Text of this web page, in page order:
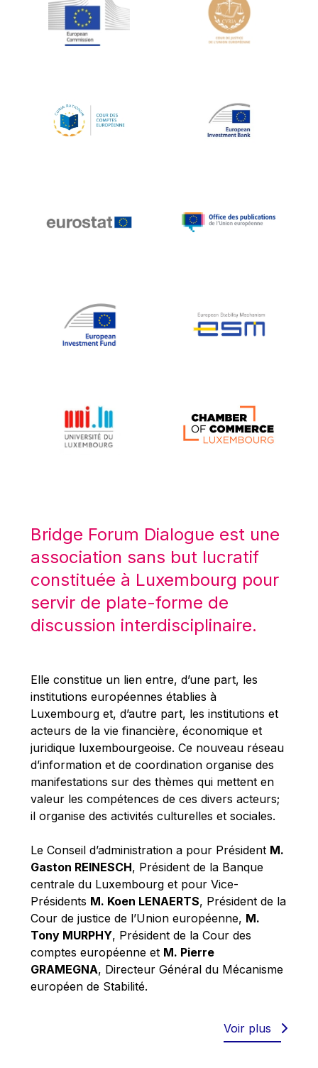
Jean-Louis Schiltz
Jean-Victor Louis
Johnny Åkerholm
Katharien L.C. Hunt
Klaus-Heiner Lehne
Koen LENAERTS
Lars Heikensten
Lucas Papademos
Máire Geoghegan-Quinn
Mario Centeno
Mario Monti
Maroš ŠEFČOVIČ
Martin Bailey
Martine Reicherts
Michael Sohlman
Michel Goedert
Mireille Delmas-Marty
Nobuo Tanaka
Otmar Issing
Paolo Mengozzi
Paschal Donohoe
Pat Cox
Patrizia Nanz
Philippe Maystadt
Pierre Gramegna
Richard Pelly
Robert Goebbels
Robert REYNDERS
Bridge Forum Dialogue est une
association sans but lucratif
constituée à Luxembourg pour
servir de plate-forme de
discussion interdisciplinaire.
Elle constitue un lien entre, d’une part, les
institutions européennes établies à
Luxembourg et, d’autre part, les institutions et
acteurs de la vie financière, économique et
juridique luxembourgeoise. Ce nouveau réseau
d’information et de coordination organise des
manifestations sur des thèmes qui mettent en
valeur les compétences de ces divers acteurs;
il organise des activités culturelles et sociales.
Le Conseil d’administration a pour Président M.
Gaston REINESCH, Président de la Banque
centrale du Luxembourg et pour Vice-
Présidents M. Koen LENAERTS, Président de la
Cour de justice de l’Union européenne, M.
Tony MURPHY, Président de la Cour des
comptes européenne et M. Pierre
GRAMEGNA, Directeur Général du Mécanisme
européen de Stabilité.
Voir plus